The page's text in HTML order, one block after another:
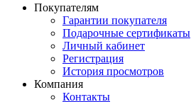
Покупателям
Гарантии покупателя
Подарочные сертификаты
Личный кабинет
Регистрация
История просмотров
Компания
Контакты